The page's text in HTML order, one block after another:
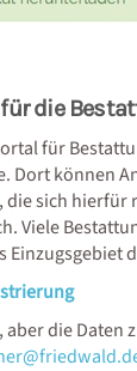
die
für
Dort können
sich
Viele
die Daten